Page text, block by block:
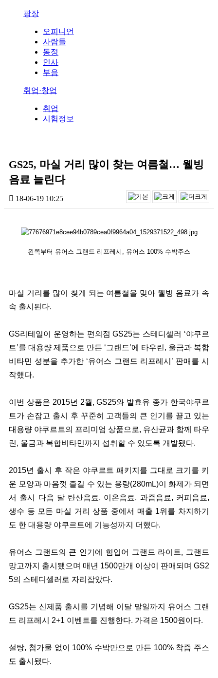
광장
오피니언
사람들
동정
인사
부음
취업·창업
취업
시험정보
GS25, 마실 거리 많이 찾는 여름철… 웰빙
음료 늘린다
18-06-19 10:25
왼쪽부터 유어스 그랜드 리프레시, 유어스 100% 수박주스
마실 거리를 많이 찾게 되는 여름철을 맞아 웰빙 음료가 속
속 출시된다.
GS리테일이 운영하는 편의점 GS25는 스테디셀러 ‘야쿠르
트’를 대용량 제품으로 만든 ‘그랜드’에 타우린, 울금과 복합
비타민 성분을 추가한 ‘유어스 그랜드 리프레시’ 판매를 시
작했다.
이번 상품은 2015년 2월, GS25와 발효유 종가 한국야쿠르
트가 손잡고 출시 후 꾸준히 고객들의 큰 인기를 끌고 있는
대용량 야쿠르트의 프리미엄 상품으로, 유산균과 함께 타우
린, 울금과 복합비타민까지 섭취할 수 있도록 개발됐다.
2015년 출시 후 작은 야쿠르트 패키지를 그대로 크기를 키
운 모양과 마음껏 즐길 수 있는 용량(280mL)이 화제가 되면
서 출시 다음 달 탄산음료, 이온음료, 과즙음료, 커피음료,
생수 등 모든 마실 거리 상품 중에서 매출 1위를 차지하기
도 한 대용량 야쿠르트에 기능성까지 더했다.
유어스 그랜드의 큰 인기에 힘입어 그랜드 라이트, 그랜드
망고까지 출시됐으며 매년 1500만개 이상이 판매되며 GS2
5의 스테디셀러로 자리잡았다.
GS25는 신제품 출시를 기념해 이달 말일까지 유어스 그랜
드 리프레시 2+1 이벤트를 진행한다. 가격은 1500원이다.
설탕, 첨가물 없이 100% 수박만으로 만든 100% 착즙 주스
도 출시됐다.